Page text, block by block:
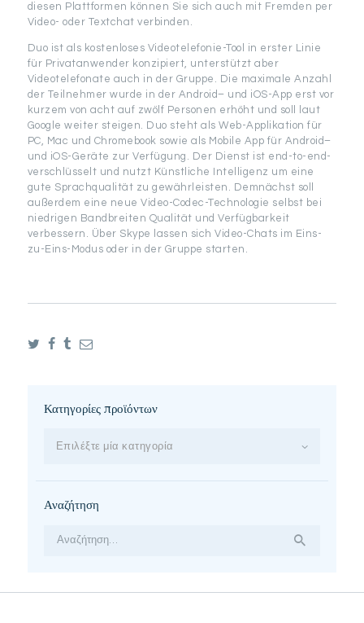
diesen Plattformen können Sie sich auch mit Fremden per
Video- oder Textchat verbinden.
Duo ist als kostenloses Videotelefonie-Tool in erster Linie
für Privatanwender konzipiert, unterstützt aber
Videotelefonate auch in der Gruppe. Die maximale Anzahl
der Teilnehmer wurde in der Android– und iOS-App erst vor
kurzem von acht auf zwölf Personen erhöht und soll laut
Google weiter steigen. Duo steht als Web-Applikation für
PC, Mac und Chromebook sowie als Mobile App für Android–
und iOS-Geräte zur Verfügung. Der Dienst ist end-to-end-
verschlüsselt und nutzt Künstliche Intelligenz um eine
gute Sprachqualität zu gewährleisten. Demnächst soll
außerdem eine neue Video-Codec-Technologie selbst bei
niedrigen Bandbreiten Qualität und Verfügbarkeit
verbessern. Über Skype lassen sich Video-Chats im Eins-
zu-Eins-Modus oder in der Gruppe starten.
Κατηγορίες προϊόντων
Επιλέξτε μία κατηγορία
Αναζήτηση
Αναζήτηση